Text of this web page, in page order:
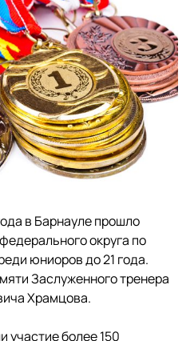
в Барнауле прошло
округа по
юниоров до 21 года.
Заслуженного тренера
Храмцова.
участие более 150